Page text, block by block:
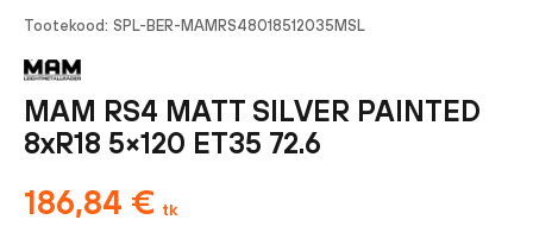
Tootekood: SPL-BER-MAMRS48018512035MSL
MAM RS4 MATT SILVER PAINTED
8xR18 5×120 ET35 72.6
186,84 € tk